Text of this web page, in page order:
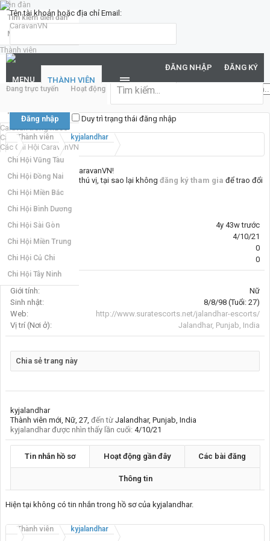
Diễn đàn
Tìm kiếm diễn đàn
Mới nhất
Thành viên
Notable Members
Đang trực tuyến
Hoạt động gần đây
New Profile Posts
Caravan trong nước
Caravan quốc tế
Các Chi Hội CaravanVN
Chi Hội Vũng Tàu
Chi Hội Đồng Nai
Chi Hội Miền Bắc
Chi Hội Bình Dương
Chi Hội Sài Gòn
Chi Hội Miền Trung
Chi Hội Củ Chi
Chi Hội Tây Ninh
Tên tài khoản hoặc địa chỉ Email:
Mật khẩu:
Duy trì trạng thái đăng nhập
MENU THÀNH VIÊN
Đang trực tuyến Hoạt động gần đây New Profile Posts
ĐĂNG NHẬP ĐĂNG KÝ
Thành viên kyjalandhar
Chào mừng đến với CaravanVN!
Nếu bạn thấy nơi đây thú vị, tại sao lại không đăng ký tham gia để trao đổi
cùng mọi người. :)
Hoạt động cuối:
4y 43w trước
Tham gia:
4/10/21
Bài viết:
0
Đã được thích:
0
Giới tính:
Nữ
Sinh nhật:
8/8/98 (Tuổi: 27)
Web:
http://www.suratescorts.net/jalandhar-escorts/
Vị trí (Nơi ở):
Jalandhar, Punjab, India
Chia sẻ trang này
kyjalandhar
Thành viên mới, Nữ, 27, đến từ Jalandhar, Punjab, India
kyjalandhar được nhìn thấy lần cuối: 4/10/21
Tin nhắn hồ sơ Hoạt động gần đây Các bài đăng
Thông tin
Hiện tại không có tin nhắn trong hồ sơ của kyjalandhar.
Thành viên kyjalandhar